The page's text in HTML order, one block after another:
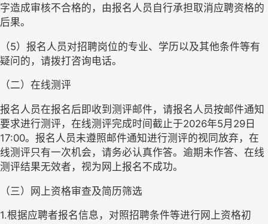
字造成审核不合格的，由报名人员 自行承担取消应聘资格的
后果。
（5） 报名人员对招聘岗位的专业、学历以及其他条件等有
疑问的，请拨打咨询电话。
（二）在线测评
报名人员在报名后即收到测评邮件，请报名人员按邮件通知
要求进行测评，在线测评完成时间截止于2026年5月 29 日
17:00。报名人员未遵照邮件通知进行测评的视同放弃，在
线测评只有一次机会，请务必认真作答。逾期未作答、在线
测评结果无效者，视为网上报名不成功。
（三） 网上资格审查及简历筛选
1.根据应聘者报名信息，对照招聘条件等进行网上资格初